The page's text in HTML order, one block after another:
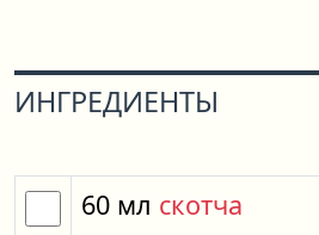
ИНГРЕДИЕНТЫ
60 мл скотча